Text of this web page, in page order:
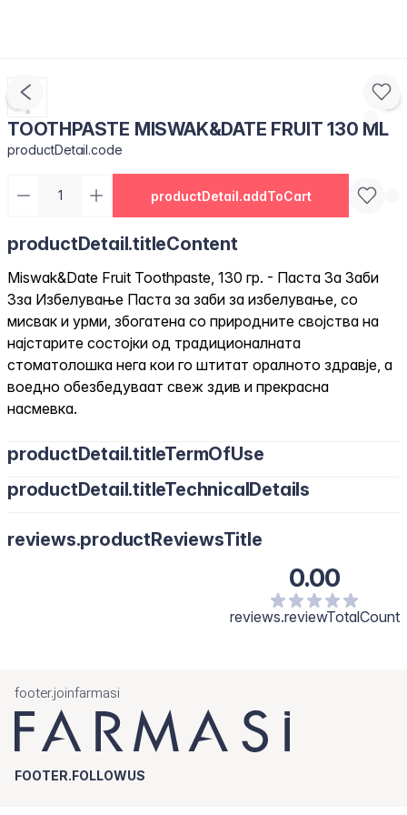
TOOTHPASTE MISWAK&DATE FRUIT 130 ML
productDetail.code
productDetail.addToCart
productDetail.titleContent
Miswak&Date Fruit Toothpaste, 130 гр. - Паста За Заби
Зза Избелување Паста за заби за избелување, со
мисвак и урми, збогатена со природните својства на
најстарите состојки од традиционалната
стоматолошка нега кои го штитат оралното здравје, а
воедно обезбедуваат свеж здив и прекрасна
насмевка.
productDetail.titleTermOfUse
productDetail.titleTechnicalDetails
reviews.productReviewsTitle
0.00
reviews.reviewTotalCount
footer.joinfarmasi
FOOTER.FOLLOWUS